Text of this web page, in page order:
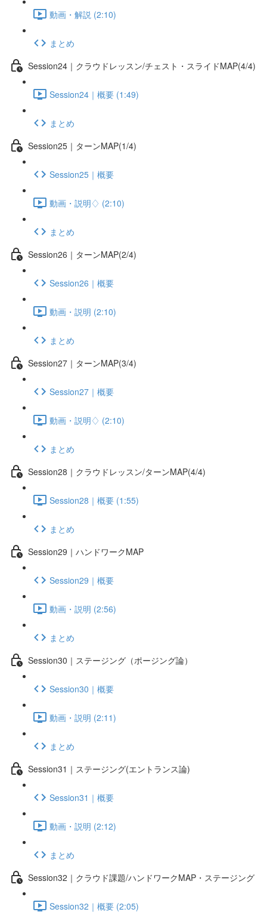
動画・解説 (2:10)
まとめ
Session24｜クラウドレッスン/チェスト・スライドMAP(4/4)
Session24｜概要 (1:49)
まとめ
Session25｜ターンMAP(1/4)
Session25｜概要
動画・説明♢ (2:10)
まとめ
Session26｜ターンMAP(2/4)
Session26｜概要
動画・説明 (2:10)
まとめ
Session27｜ターンMAP(3/4)
Session27｜概要
動画・説明♢ (2:10)
まとめ
Session28｜クラウドレッスン/ターンMAP(4/4)
Session28｜概要 (1:55)
まとめ
Session29｜ハンドワークMAP
Session29｜概要
動画・説明 (2:56)
まとめ
Session30｜ステージング（ポージング論）
Session30｜概要
動画・説明 (2:11)
まとめ
Session31｜ステージング(エントランス論)
Session31｜概要
動画・説明 (2:12)
まとめ
Session32｜クラウド課題/ハンドワークMAP・ステージング
Session32｜概要 (2:05)